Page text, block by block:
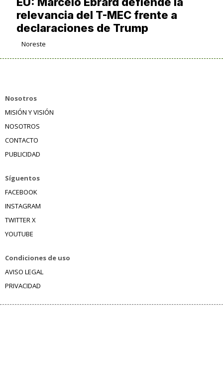
relevancia del T-MEC frente a
declaraciones de Trump
Noreste
Nosotros
MISIÓN Y VISIÓN
NOSOTROS
CONTACTO
PUBLICIDAD
Síguentos
FACEBOOK
INSTAGRAM
TWITTER X
YOUTUBE
Condiciones de uso
AVISO LEGAL
PRIVACIDAD